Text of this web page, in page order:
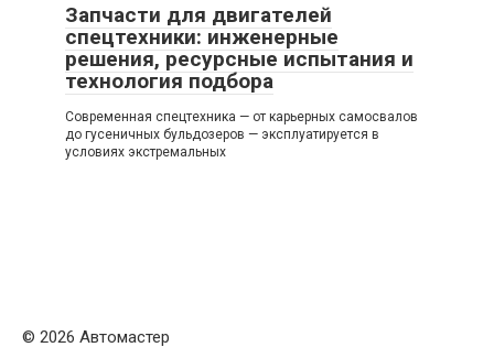
Запчасти для двигателей
спецтехники: инженерные
решения, ресурсные испытания и
технология подбора
Современная спецтехника — от карьерных самосвалов
до гусеничных бульдозеров — эксплуатируется в
условиях экстремальных
© 2026 Автомастер